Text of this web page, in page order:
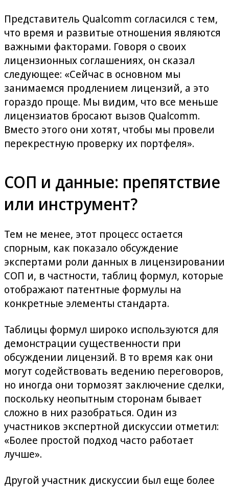
Представитель Qualcomm согласился с тем,
что время и развитые отношения являются
важными факторами. Говоря о своих
лицензионных соглашениях, он сказал
следующее: «Сейчас в основном мы
занимаемся продлением лицензий, а это
гораздо проще. Мы видим, что все меньше
лицензиатов бросают вызов Qualcomm.
Вместо этого они хотят, чтобы мы провели
перекрестную проверку их портфеля».
СОП и данные: препятствие
или инструмент?
Тем не менее, этот процесс остается
спорным, как показало обсуждение
экспертами роли данных в лицензировании
СОП и, в частности, таблиц формул, которые
отображают патентные формулы на
конкретные элементы стандарта.
Таблицы формул широко используются для
демонстрации существенности при
обсуждении лицензий. В то время как они
могут содействовать ведению переговоров,
но иногда они тормозят заключение сделки,
поскольку неопытным сторонам бывает
сложно в них разобраться. Один из
участников экспертной дискуссии отметил:
«Более простой подход часто работает
лучше».
Другой участник дискуссии был еще более